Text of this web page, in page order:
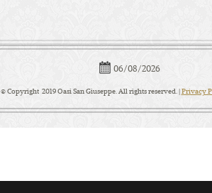
06/08/2026
© Copyright 2019 Oasi San Giuseppe. All rights reserved. |Privacy